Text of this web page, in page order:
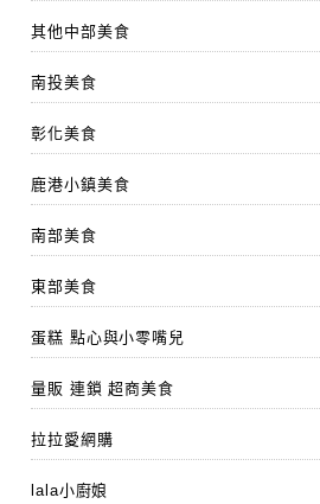
其他中部美食
南投美食
彰化美食
鹿港小鎮美食
南部美食
東部美食
蛋糕 點心與小零嘴兒
量販 連鎖 超商美食
拉拉愛網購
lala小廚娘